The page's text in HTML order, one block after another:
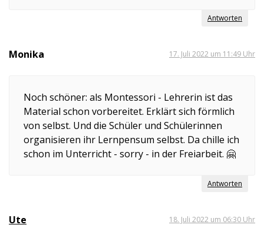
Antworten
Monika 17. Juli 2022 um 11:49 Uhr
Noch schöner: als Montessori - Lehrerin ist das
Material schon vorbereitet. Erklärt sich förmlich
von selbst. Und die Schüler und Schülerinnen
organisieren ihr Lernpensum selbst. Da chille ich
schon im Unterricht - sorry - in der Freiarbeit. 🤗
Antworten
Ute 18. Juli 2022 um 06:30 Uhr